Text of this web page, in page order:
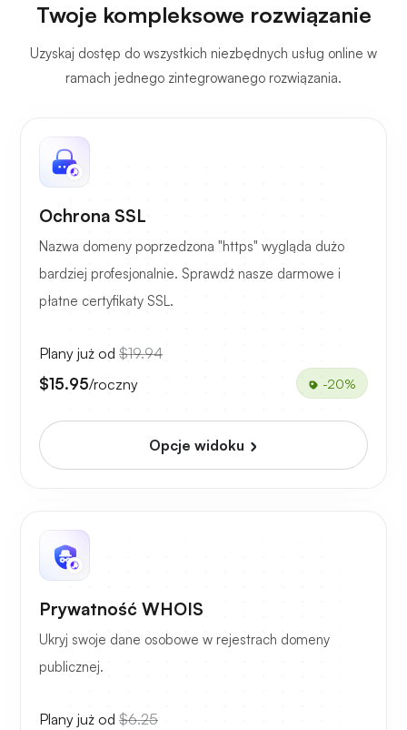
Twoje kompleksowe rozwiązanie
Uzyskaj dostęp do wszystkich niezbędnych usług online w
ramach jednego zintegrowanego rozwiązania.
Ochrona SSL
Nazwa domeny poprzedzona "https" wygląda dużo
bardziej profesjonalnie. Sprawdź nasze darmowe i
płatne certyfikaty SSL.
Plany już od $19.94
$15.95/roczny -20%
Opcje widoku
Prywatność WHOIS
Ukryj swoje dane osobowe w rejestrach domeny
publicznej.
Plany już od $6.25